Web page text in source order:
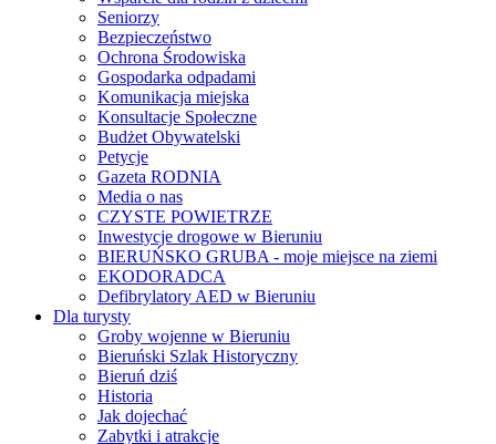
Seniorzy
Bezpieczeństwo
Ochrona Środowiska
Gospodarka odpadami
Komunikacja miejska
Konsultacje Społeczne
Budżet Obywatelski
Petycje
Gazeta RODNIA
Media o nas
CZYSTE POWIETRZE
Inwestycje drogowe w Bieruniu
BIERUŃSKO GRUBA - moje miejsce na ziemi
EKODORADCA
Defibrylatory AED w Bieruniu
Dla turysty
Groby wojenne w Bieruniu
Bieruński Szlak Historyczny
Bieruń dziś
Historia
Jak dojechać
Zabytki i atrakcje